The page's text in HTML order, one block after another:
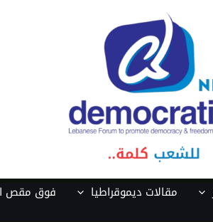
مقالات ديموقراطيا فوق مقص